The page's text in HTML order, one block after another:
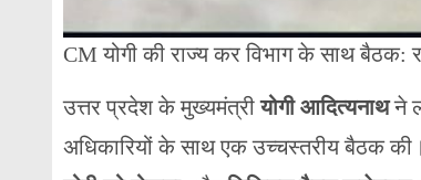
CM योगी की राज्य कर विभाग के साथ
उत्तर प्रदेश के मुख्यमंत्रीयोगी आदित्यनाथने
अधिकारियों के साथ एक उच्चस्तरीय बैठक